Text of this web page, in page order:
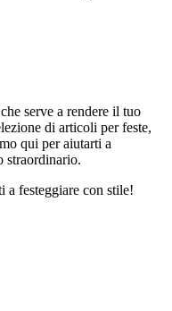
serve a rendere il tuo
di articoli per feste,
qui per aiutarti a
straordinario.
a festeggiare con stile!